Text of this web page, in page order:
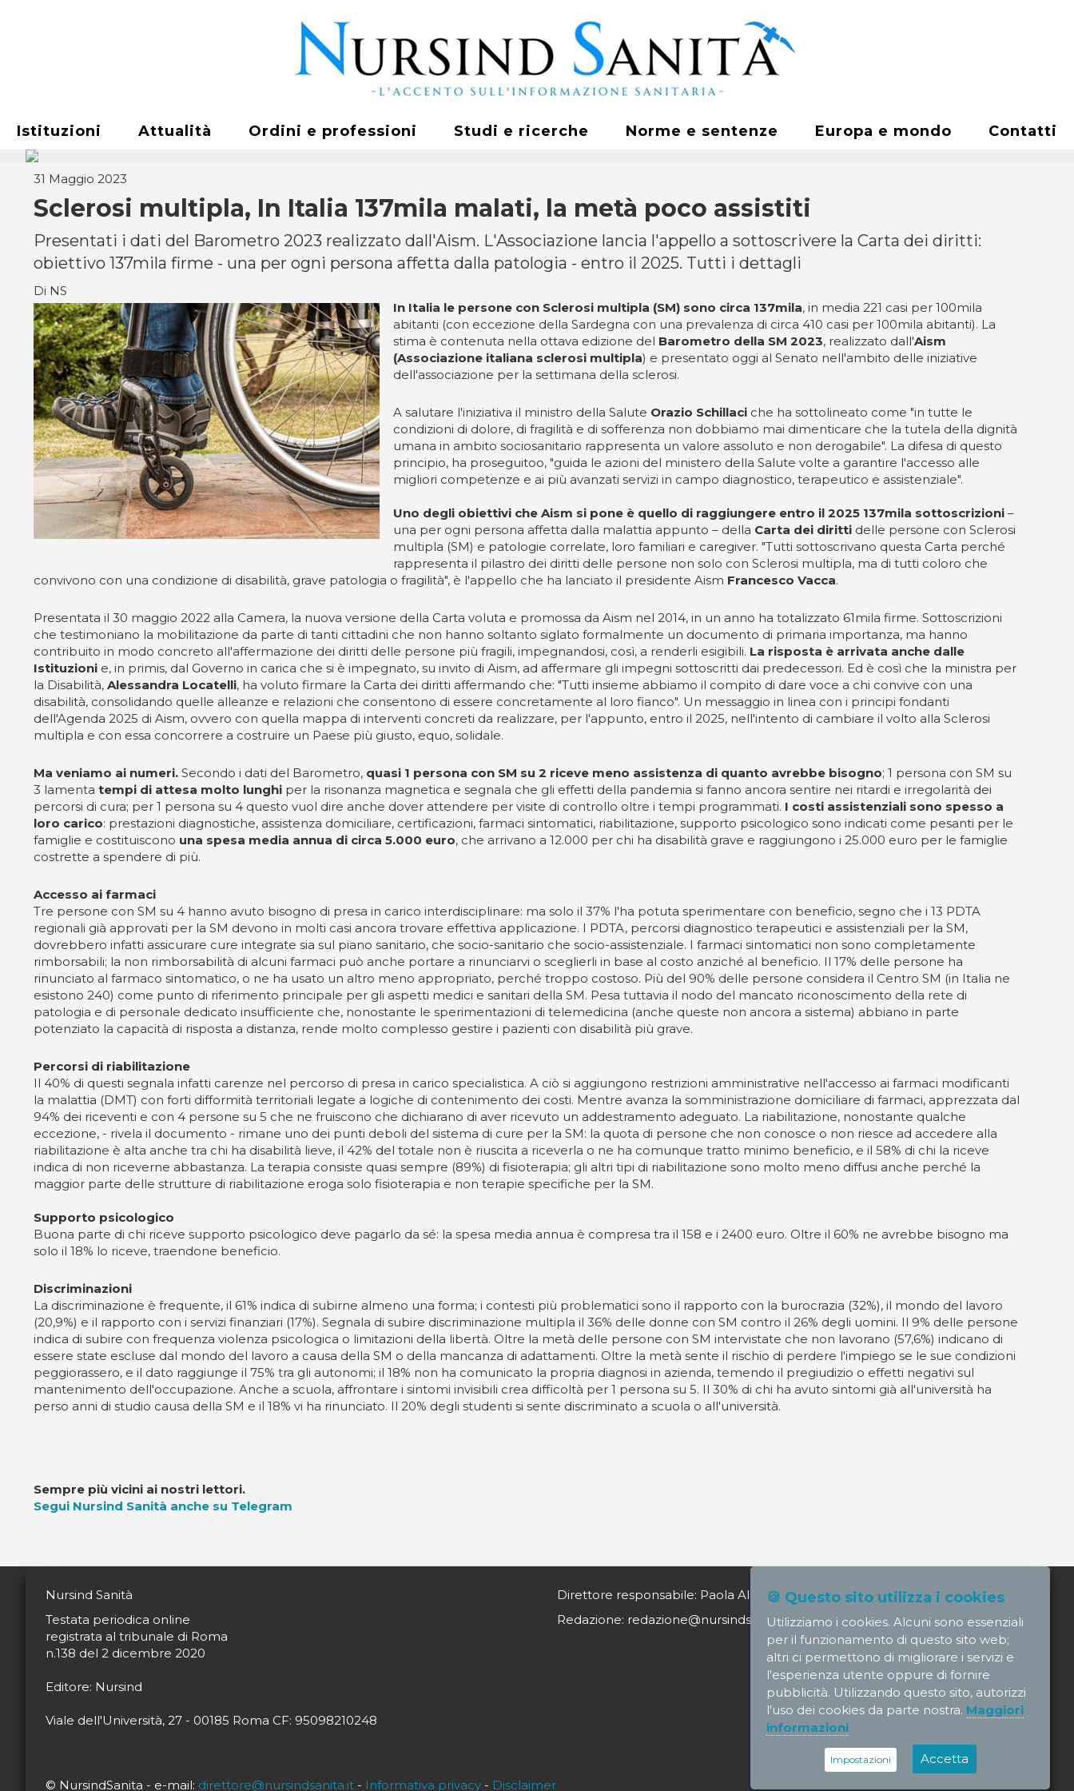
Istituzioni Attualità Ordini e professioni Studi e ricerche Norme e sentenze Europa e mondo Contatti
31 Maggio 2023
Sclerosi multipla, In Italia 137mila malati, la metà poco assistiti
Presentati i dati del Barometro 2023 realizzato dall'Aism. L'Associazione lancia l'appello a sottoscrivere la Carta dei diritti:
obiettivo 137mila firme - una per ogni persona affetta dalla patologia - entro il 2025. Tutti i dettagli
Di NS
In Italia le persone con Sclerosi multipla (SM) sono circa 137mila, in media 221 casi per 100mila
abitanti (con eccezione della Sardegna con una prevalenza di circa 410 casi per 100mila abitanti). La
stima è contenuta nella ottava edizione del Barometro della SM 2023, realizzato dall'Aism
(Associazione italiana sclerosi multipla) e presentato oggi al Senato nell'ambito delle iniziative
dell'associazione per la settimana della sclerosi.
A salutare l'iniziativa il ministro della Salute Orazio Schillaci che ha sottolineato come "in tutte le
condizioni di dolore, di fragilità e di sofferenza non dobbiamo mai dimenticare che la tutela della dignità
umana in ambito sociosanitario rappresenta un valore assoluto e non derogabile". La difesa di questo
principio, ha proseguitoo, "guida le azioni del ministero della Salute volte a garantire l'accesso alle
migliori competenze e ai più avanzati servizi in campo diagnostico, terapeutico e assistenziale".
Uno degli obiettivi che Aism si pone è quello di raggiungere entro il 2025 137mila sottoscrizioni –
una per ogni persona affetta dalla malattia appunto – della Carta dei diritti delle persone con Sclerosi
multipla (SM) e patologie correlate, loro familiari e caregiver. "Tutti sottoscrivano questa Carta perché
rappresenta il pilastro dei diritti delle persone non solo con Sclerosi multipla, ma di tutti coloro che
convivono con una condizione di disabilità, grave patologia o fragilità", è l'appello che ha lanciato il presidente Aism Francesco Vacca.
Presentata il 30 maggio 2022 alla Camera, la nuova versione della Carta voluta e promossa da Aism nel 2014, in un anno ha totalizzato 61mila firme. Sottoscrizioni
che testimoniano la mobilitazione da parte di tanti cittadini che non hanno soltanto siglato formalmente un documento di primaria importanza, ma hanno
contribuito in modo concreto all'affermazione dei diritti delle persone più fragili, impegnandosi, così, a renderli esigibili. La risposta è arrivata anche dalle
Istituzioni e, in primis, dal Governo in carica che si è impegnato, su invito di Aism, ad affermare gli impegni sottoscritti dai predecessori. Ed è così che la ministra per
la Disabilità, Alessandra Locatelli, ha voluto firmare la Carta dei diritti affermando che: "Tutti insieme abbiamo il compito di dare voce a chi convive con una
disabilità, consolidando quelle alleanze e relazioni che consentono di essere concretamente al loro fianco". Un messaggio in linea con i principi fondanti
dell'Agenda 2025 di Aism, ovvero con quella mappa di interventi concreti da realizzare, per l'appunto, entro il 2025, nell'intento di cambiare il volto alla Sclerosi
multipla e con essa concorrere a costruire un Paese più giusto, equo, solidale.
Ma veniamo ai numeri. Secondo i dati del Barometro, quasi 1 persona con SM su 2 riceve meno assistenza di quanto avrebbe bisogno; 1 persona con SM su
3 lamenta tempi di attesa molto lunghi per la risonanza magnetica e segnala che gli effetti della pandemia si fanno ancora sentire nei ritardi e irregolarità dei
percorsi di cura; per 1 persona su 4 questo vuol dire anche dover attendere per visite di controllo oltre i tempi programmati. I costi assistenziali sono spesso a
loro carico: prestazioni diagnostiche, assistenza domiciliare, certificazioni, farmaci sintomatici, riabilitazione, supporto psicologico sono indicati come pesanti per le
famiglie e costituiscono una spesa media annua di circa 5.000 euro, che arrivano a 12.000 per chi ha disabilità grave e raggiungono i 25.000 euro per le famiglie
costrette a spendere di più.
Accesso ai farmaci
Tre persone con SM su 4 hanno avuto bisogno di presa in carico interdisciplinare: ma solo il 37% l'ha potuta sperimentare con beneficio, segno che i 13 PDTA
regionali già approvati per la SM devono in molti casi ancora trovare effettiva applicazione. I PDTA, percorsi diagnostico terapeutici e assistenziali per la SM,
dovrebbero infatti assicurare cure integrate sia sul piano sanitario, che socio-sanitario che socio-assistenziale. I farmaci sintomatici non sono completamente
rimborsabili; la non rimborsabilità di alcuni farmaci può anche portare a rinunciarvi o sceglierli in base al costo anziché al beneficio. Il 17% delle persone ha
rinunciato al farmaco sintomatico, o ne ha usato un altro meno appropriato, perché troppo costoso. Più del 90% delle persone considera il Centro SM (in Italia ne
esistono 240) come punto di riferimento principale per gli aspetti medici e sanitari della SM. Pesa tuttavia il nodo del mancato riconoscimento della rete di
patologia e di personale dedicato insufficiente che, nonostante le sperimentazioni di telemedicina (anche queste non ancora a sistema) abbiano in parte
potenziato la capacità di risposta a distanza, rende molto complesso gestire i pazienti con disabilità più grave.
Percorsi di riabilitazione
Il 40% di questi segnala infatti carenze nel percorso di presa in carico specialistica. A ciò si aggiungono restrizioni amministrative nell'accesso ai farmaci modificanti
la malattia (DMT) con forti difformità territoriali legate a logiche di contenimento dei costi. Mentre avanza la somministrazione domiciliare di farmaci, apprezzata dal
94% dei riceventi e con 4 persone su 5 che ne fruiscono che dichiarano di aver ricevuto un addestramento adeguato. La riabilitazione, nonostante qualche
eccezione, - rivela il documento - rimane uno dei punti deboli del sistema di cure per la SM: la quota di persone che non conosce o non riesce ad accedere alla
riabilitazione è alta anche tra chi ha disabilità lieve, il 42% del totale non è riuscita a riceverla o ne ha comunque tratto minimo beneficio, e il 58% di chi la riceve
indica di non riceverne abbastanza. La terapia consiste quasi sempre (89%) di fisioterapia; gli altri tipi di riabilitazione sono molto meno diffusi anche perché la
maggior parte delle strutture di riabilitazione eroga solo fisioterapia e non terapie specifiche per la SM.
Supporto psicologico
Buona parte di chi riceve supporto psicologico deve pagarlo da sé: la spesa media annua è compresa tra il 158 e i 2400 euro. Oltre il 60% ne avrebbe bisogno ma
solo il 18% lo riceve, traendone beneficio.
Discriminazioni
La discriminazione è frequente, il 61% indica di subirne almeno una forma; i contesti più problematici sono il rapporto con la burocrazia (32%), il mondo del lavoro
(20,9%) e il rapporto con i servizi finanziari (17%). Segnala di subire discriminazione multipla il 36% delle donne con SM contro il 26% degli uomini. Il 9% delle persone
indica di subire con frequenza violenza psicologica o limitazioni della libertà. Oltre la metà delle persone con SM intervistate che non lavorano (57,6%) indicano di
essere state escluse dal mondo del lavoro a causa della SM o della mancanza di adattamenti. Oltre la metà sente il rischio di perdere l'impiego se le sue condizioni
peggiorassero, e il dato raggiunge il 75% tra gli autonomi; il 18% non ha comunicato la propria diagnosi in azienda, temendo il pregiudizio o effetti negativi sul
mantenimento dell'occupazione. Anche a scuola, affrontare i sintomi invisibili crea difficoltà per 1 persona su 5. Il 30% di chi ha avuto sintomi già all'università ha
perso anni di studio causa della SM e il 18% vi ha rinunciato. Il 20% degli studenti si sente discriminato a scuola o all'università.
Sempre più vicini ai nostri lettori.
Segui Nursind Sanità anche su Telegram
Nursind Sanità
Testata periodica online
registrata al tribunale di Roma
n.138 del 2 dicembre 2020
Editore: Nursind
Viale dell'Università, 27 - 00185 Roma CF: 95098210248
Direttore responsabile: Paola Alagia direttore@nursindsanita.it
Redazione: redazione@nursindsanita.it
© NursindSanita - e-mail: direttore@nursindsanita.it - Informativa privacy - Disclaimer
🍪 Questo sito utilizza i cookies
Utilizziamo i cookies. Alcuni sono essenziali
per il funzionamento di questo sito web;
altri ci permettono di migliorare i servizi e
l'esperienza utente oppure di fornire
pubblicità. Utilizzando questo sito, autorizzi
l'uso dei cookies da parte nostra. Maggiori
informazioni
Impostazioni Accetta